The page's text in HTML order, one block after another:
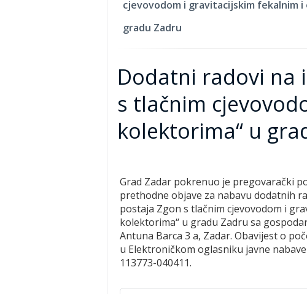
cjevovodom i gravitacijskim fekalnim
gradu Zadru
Dodatni radovi na
s tlačnim
kolektorima“ u
Grad Zadar pokrenuo je pregovarački
prethodne objave za nabavu dodatnih
postaja Zgon s tlačnim cjevovodom i
kolektorima“ u gradu Zadru sa
Antuna Barca 3 a, Zadar. Obavijest o
u Elektroničkom oglasniku javne
113773-040411.